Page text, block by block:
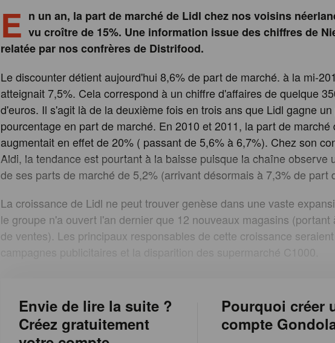
E n un an, la part de marché de Lidl chez nos voisins
vu croître de 15%. Une information issue des chiffres de
relatée par nos confrères de Distrifood.
Le discounter détient aujourd'hui 8,6% de part de marché. à la mi-
atteignait 7,5%. Cela correspond à un chiffre d'affaires de quelque
d'euros. Il s'agit là de la deuxième fois en trois ans que Lidl gagne
pourcentage en part de marché. En 2010 et 2011, la part de marché
augmentait en effet de 20% ( passant de 5,6% à 6,7%). Chez son
Aldi, la tendance est pourtant à la baisse puisque la chaîne observe
de ses parts de marché de 5,2% (arrivant désormais à 7,3% de part
La croissance de Lidl ne peut trouver genèse dans une vaste
le groupe n'a ouvert l'an dernier que 12 nouveaux magasins (portant
de ventes). Les principaux responsables de cette croissance
campagnes publicitaires et la disparition des supermarché C1000.
Envie de lire la suite ?
Créez gratuitement
Pourquoi créer
compte